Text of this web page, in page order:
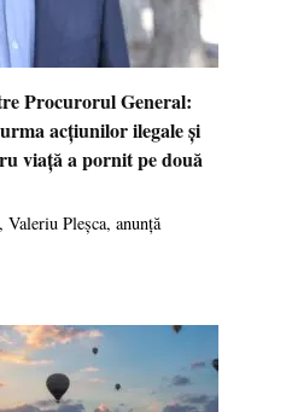
Procurorul General:
acțiunilor ilegale și
viață a pornit pe două
Pleșca, anunță